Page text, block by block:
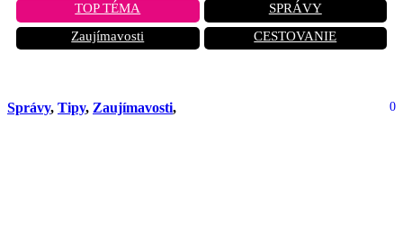
TOP TÉMA
SPRÁVY
Zaujímavosti
CESTOVANIE
Správy, Tipy, Zaujímavosti, 0